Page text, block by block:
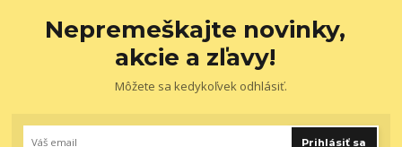
Nepremeškajte novinky,
akcie a zľavy!
Môžete sa kedykoľvek odhlásiť.
Prihlásiť sa